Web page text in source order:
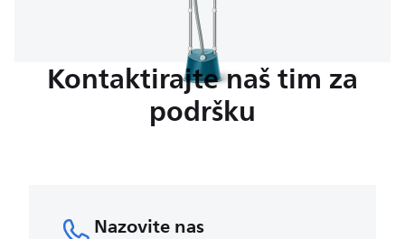
Kontaktirajte naš tim za
podršku
Nazovite nas